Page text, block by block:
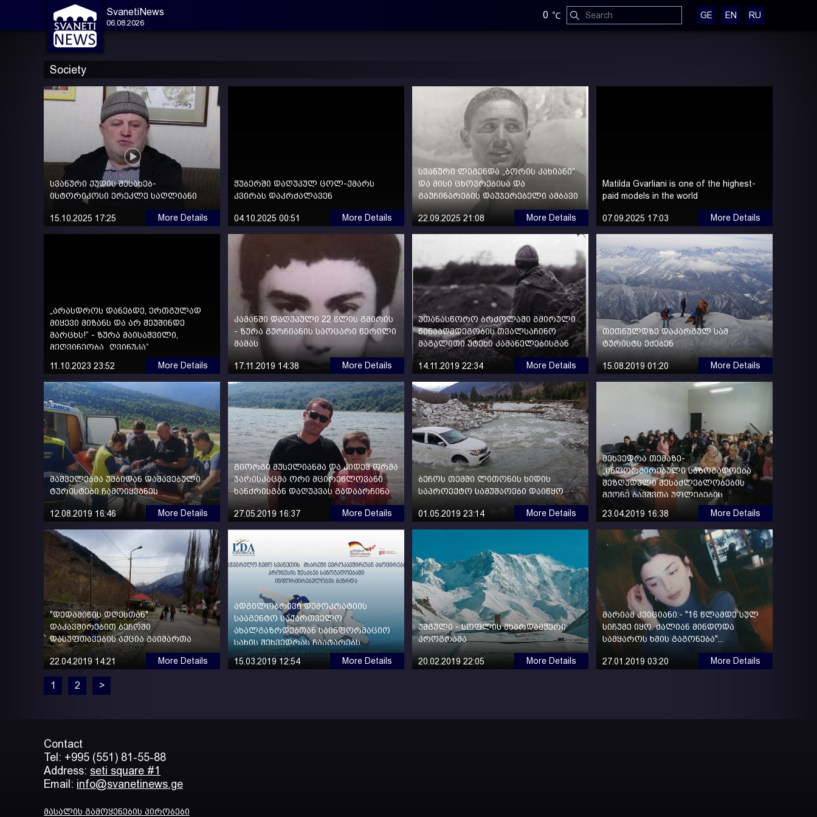
SvanetiNews
06.08.2026
0 GE EN RU
Society
სვანური ქუდის შესახებ-
ისტორიკოსი ერეკლე საღლიანი
15.10.2025 17:25 More Details
ჭუბერში დაღუპულ ცოლ-ქმარს
კვირას დაკრძალავენ
04.10.2025 00:51 More Details
სვანური ლეგენდა „ბორის კახიანი“
და მისი ცხოვრებისა და
გაუჩინარების დაუჯერებელი ამბავი
22.09.2025 21:08 More Details
Matilda Gvarliani is one of the highest-
paid models in the world
07.09.2025 17:03 More Details
„არასდროს დანებდე, ერთგულად
მიყევი მიზანს და არ შეუშინდე
მარცხს!“ - ზურა მაისაშვილი,
მეღვინეობა „ღვინუკა“
11.10.2023 23:52
More Details
კამანში დაღუპული 22 წლის გმირის
- ზურა გურჩიანის საოცარი წერილი
მამას
17.11.2019 14:38 More Details
უთანასწორო ბრძოლაში გმირული
წინააღმდეგობის თვალსაჩინო
მაგალითი უტეხი კამანელებისგან
14.11.2019 22:34 More Details
თეთნულდზე დაკარგულ სამ
ტურისტს ეძებენ
15.08.2019 01:20 More Details
მაშველებმა უშბიდან დაშავებული
ტურისტები ჩამოიყვანეს
12.08.2019 16:46 More Details
გიორგი მუსელიანმა და კიდევ ორმა
ჯარისკაცმა ორი მცირეწლოვანი
ხანძრისგან დაღუპვას გადაარჩინა
27.05.2019 16:37 More Details
ბეჩოს თემში ლითონის ხიდის
საპროექტო სამუშაოები დაიწყო
01.05.2019 23:14 More Details
შეხვედრა თემაზე-
„ინფორმირებული საზოგადოება
შეზღუდული შესაძლებლობების
მქონე ბავშვთა უფლებების
23.04.2019 16:38 More Details
"დედამიწის დღესთან"
დაკავშირებით ბეჩოში
დასუფთავების აქცია გაიმართა
22.04.2019 14:21 More Details
ადგილობრივი დემოკრატიის
სააგენტო საქართველო
ახალგაზრდებთან საინფორმაციო
სახის შეხვედრას ჩაატარებს
15.03.2019 12:54
More Details
უშგული - სოფლის მხარდამჭერი
პროგრამა
20.02.2019 22:05 More Details
მარიამ კვიციანი:- "16 წლამდე სულ
სიჩუმე იყო. ძალიან მინდოდა
სამყაროს ხმის გაგონება"...
27.01.2019 03:20 More Details
1 2 >
Contact
Tel: +995 (551) 81-55-88
Address: seti square #1
Email: info@svanetinews.ge
მასალის გამოყენების პირობები